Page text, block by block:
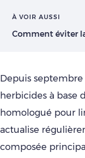
À VOIR AUSSI
Comment éviter
Depuis
herbicides à base
homologué pour
actualise
composée